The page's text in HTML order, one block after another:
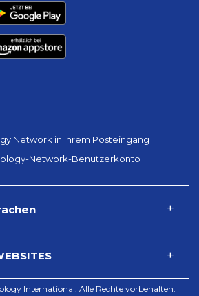
Network in Ihrem Posteingang
Network-Benutzerkonto
International. Alle Rechte vorbehalten.